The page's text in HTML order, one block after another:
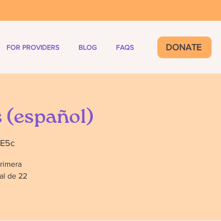
FOR PROVIDERS BLOG FAQS DONATE
(español)
de 22